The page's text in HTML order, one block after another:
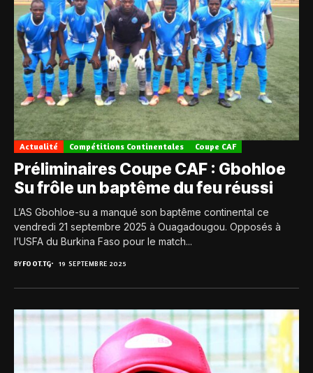
Actualité Compétitions Continentales Coupe CAF
Préliminaires Coupe CAF : Gbohloe
Su frôle un baptême du feu réussi
L’AS Gbohloe-su a manqué son baptême continental ce
vendredi 21 septembre 2025 à Ouagadougou. Opposés à
l’USFA du Burkina Faso pour le match...
BYFOOT.TG 19 SEPTEMBRE 2025